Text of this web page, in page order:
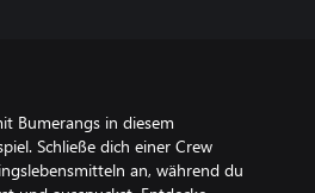
Bumerangs in diesem
Schließe dich einer Crew
an, während du